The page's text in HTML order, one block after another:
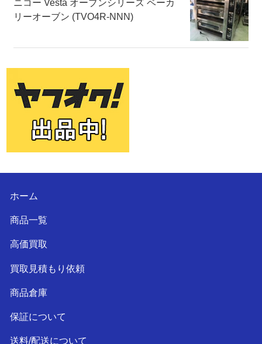
ニコー Vesta オーブンシリーズ ベーカ
リーオーブン (TVO4R-NNN)
ホーム
商品一覧
高価買取
買取見積もり依頼
商品倉庫
保証について
送料/配送について